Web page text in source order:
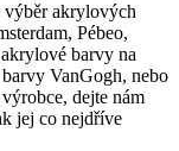
výběr akrylových
Pébeo,
barvy na
VanGogh, nebo
dejte nám
jej co nejdříve